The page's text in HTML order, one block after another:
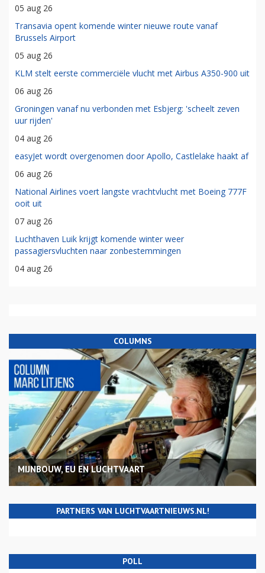
05 aug 26
Transavia opent komende winter nieuwe route vanaf
Brussels Airport
05 aug 26
KLM stelt eerste commerciële vlucht met Airbus A350-900 uit
06 aug 26
Groningen vanaf nu verbonden met Esbjerg: 'scheelt zeven
uur rijden'
04 aug 26
easyJet wordt overgenomen door Apollo, Castlelake haakt af
06 aug 26
National Airlines voert langste vrachtvlucht met Boeing 777F
ooit uit
07 aug 26
Luchthaven Luik krijgt komende winter weer
passagiersvluchten naar zonbestemmingen
04 aug 26
COLUMNS
MIJNBOUW, EU EN LUCHTVAART
PARTNERS VAN LUCHTVAARTNIEUWS.NL!
POLL